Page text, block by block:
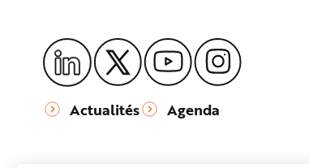
Actualités Agenda